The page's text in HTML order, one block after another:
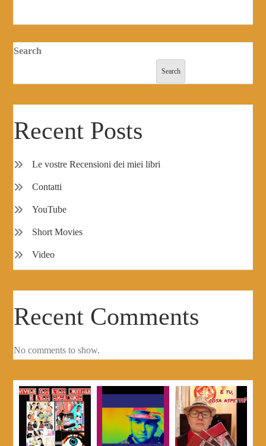
ok do
n
Search
Search
Recent Posts
Le vostre Recensioni dei miei libri
Contatti
YouTube
Short Movies
Video
Recent Comments
No comments to show.